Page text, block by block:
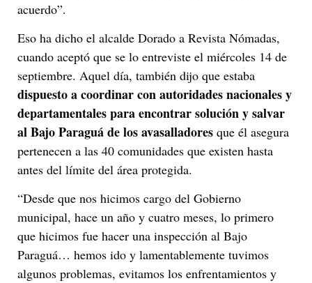
acuerdo”.
Eso ha dicho el alcalde Dorado a Revista Nómadas,
cuando aceptó que se lo entreviste el miércoles 14 de
septiembre. Aquel día, también dijo que estaba
dispuesto a coordinar con autoridades nacionales y
departamentales para encontrar solución y salvar
al Bajo Paraguáde los avasalladores que él asegura
pertenecen a las 40 comunidades que existen hasta
antes del límite del área protegida.
“Desde que nos hicimos cargo del Gobierno
municipal, hace un año y cuatro meses, lo primero
que hicimos fue hacer una inspección al Bajo
Paraguá… hemos ido y lamentablemente tuvimos
algunos problemas, evitamos los enfrentamientos y